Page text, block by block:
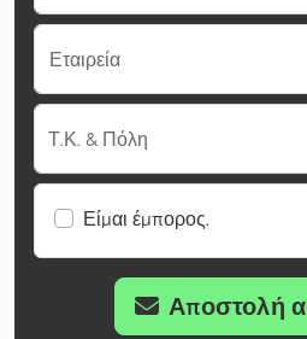
Εταιρεία
Τ.Κ. & Πόλη
Είμαι έμπορος.
Αποστολή